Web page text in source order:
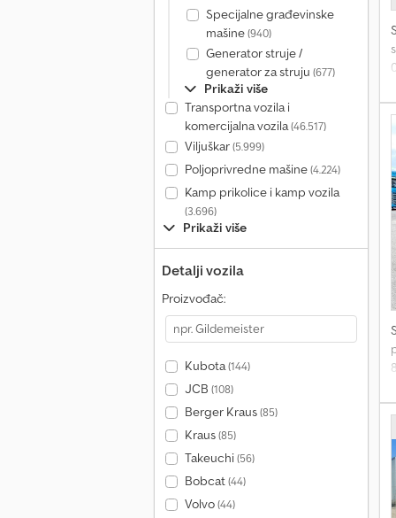
Specijalne građevinske
mašine(940)
Generator struje /
generator za struju (677)
Prikaži više
Transportna vozila i
komercijalna vozila(46.517)
Viljuškar(5.999)
Poljoprivredne mašine(4.224)
Kamp prikolice i kamp vozila
(3.696)
Prikaži više
Detalji vozila
Proizvođač:
Kubota(144)
JCB (108)
Berger Kraus(85)
Kraus(85)
Takeuchi(56)
Bobcat(44)
Volvo(44)